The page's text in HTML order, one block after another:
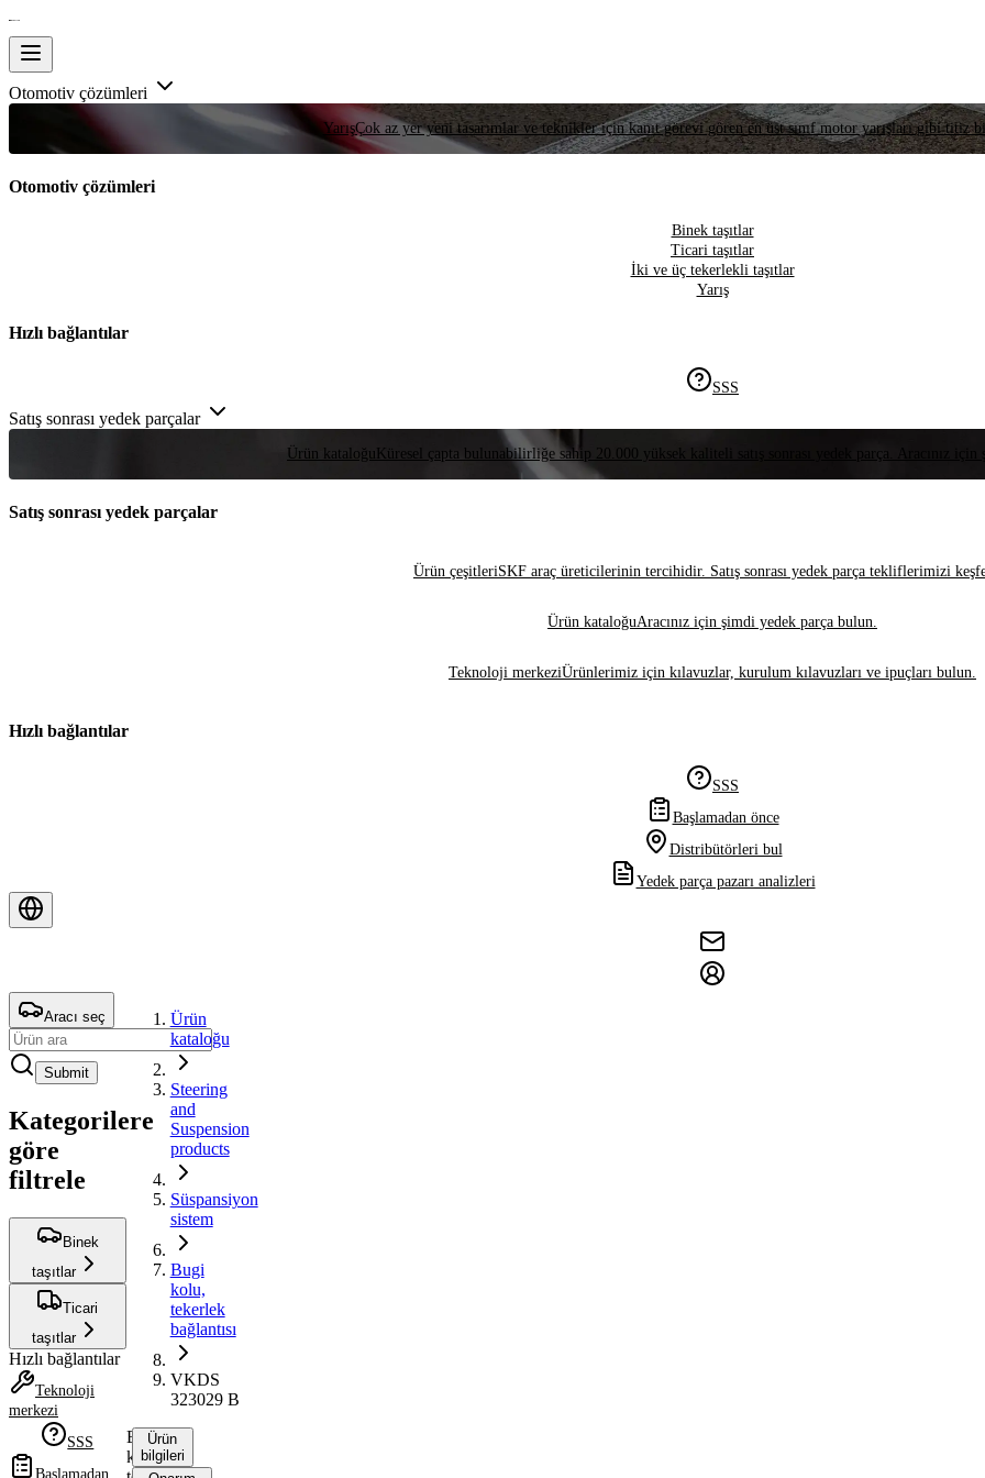
Otomotiv çözümleri
YarışÇok az yer yeni tasarımlar ve teknikler için kanıt görevi gören en üst sınıf motor yarışları gibi titiz
Otomotiv çözümleri
Binek taşıtlar
Ticari taşıtlar
İki ve üç tekerlekli taşıtlar
Yarış
Hızlı bağlantılar
SSS
Satış sonrası yedek parçalar
Ürün kataloğu Küresel çapta bulunabilirliğe sahip 20.000 yüksek kaliteli satış sonrası yedek parça. Aracınız
Satış sonrası yedek parçalar
Ürün çeşitleriSKF araç üreticilerinin tercihidir. Satış sonrası yedek parça tekliflerimizi
Ürün kataloğuAracınız için şimdi yedek parça bulun.
Teknoloji merkeziÜrünlerimiz için kılavuzlar, kurulum kılavuzları ve ipuçları bulun.
Hızlı bağlantılar
SSS
Başlamadan önce
Distribütörleri bul
Yedek parça pazarı analizleri
Aracı seç
Submit
Kategorilere
göre
filtrele
Binek
taşıtlar
Ticari
taşıtlar
Hızlı bağlantılar
Teknoloji
merkezi
SSS
Başlamadan
Ürün
kataloğu
Steering
and
Suspension
products
Süspansiyon
sistem
Bugi
kolu,
tekerlek
bağlantısı
VKDS
323029 B
Bugi
kolu,
Ürün
bilgileri